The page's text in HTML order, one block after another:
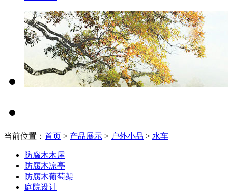
当前位置： 首页 > 产品展示 > 户外小品 > 水车
防腐木木屋
防腐木凉亭
防腐木葡萄架
庭院设计